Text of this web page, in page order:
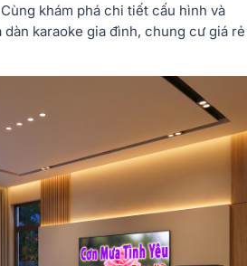
khám phá chi tiết cấu hình và
karaoke gia đình, chung cư giá rẻ